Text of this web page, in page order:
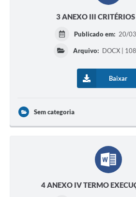
3 ANEXO III
Publicado em: 20/
Arquivo: DOCX |
Baixar
Sem categoria
4 ANEXO IV TERMO